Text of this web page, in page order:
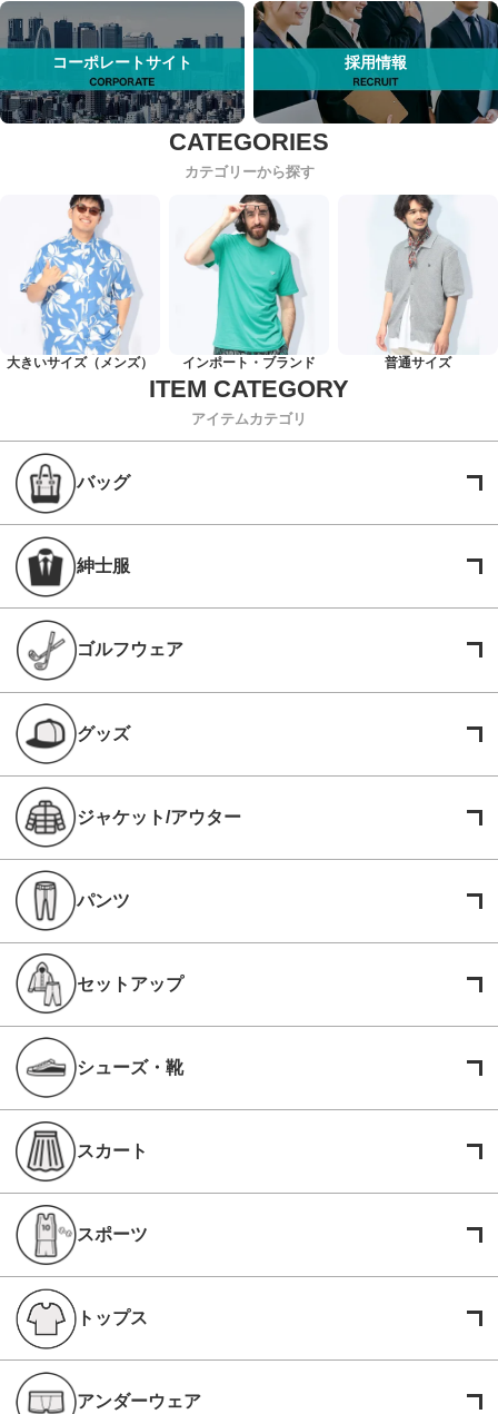
コーポレートサイト 採用情報
カテゴリーから探す
大きいサイズ（メンズ） インポート・ブランド 普通サイズ
アイテムカテゴリ
バッグ
紳士服
ゴルフウェア
グッズ
ジャケット/アウター
パンツ
セットアップ
シューズ・靴
スカート
スポーツ
トップス
アンダーウェア